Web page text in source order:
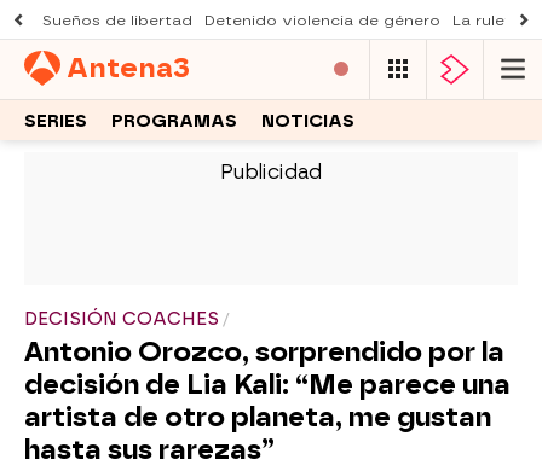
Sueños de libertad Detenido violencia de género La ruleta
Antena3
SERIES PROGRAMAS NOTICIAS
DECISIÓN COACHES
Antonio Orozco, sorprendido por la
decisión de Lia Kali: “Me parece una
artista de otro planeta, me gustan
hasta sus rarezas”